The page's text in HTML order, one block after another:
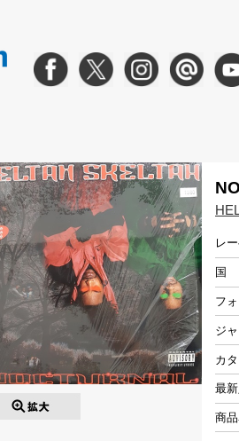
レ
国
フ
ジ
カ
最
商品